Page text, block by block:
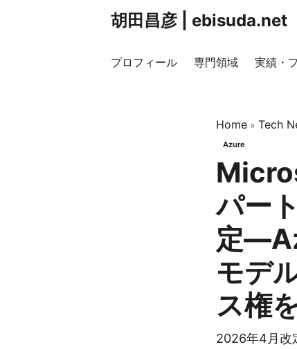
胡田昌彦 | ebisuda.net
プロフィール 専門領域 実績・
Home » Tech
Azure
パー
定
モデ
ス権
2026年4月改